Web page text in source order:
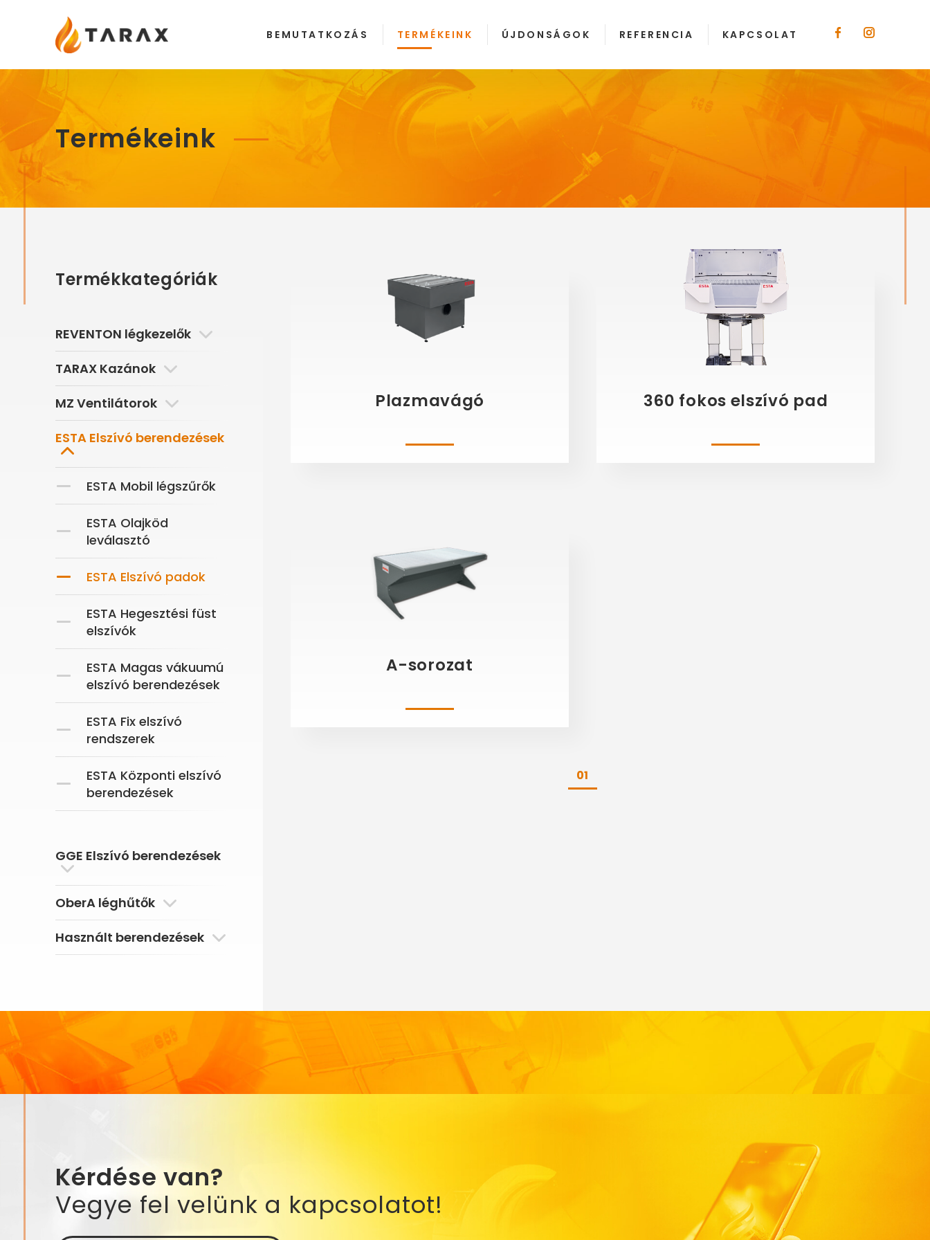
Tarax
BEMUTATKOZÁS TERMÉKEINK ÚJDONSÁGOK REFERENCIA KAPCSOLAT
Termékeink
Termékkategóriák
REVENTON légkezelők
TARAX Kazánok
MZ Ventilátorok
ESTA Elszívó berendezések
ESTA Mobil légszűrők
ESTA Olajköd
leválasztó
ESTA Elszívó padok
ESTA Hegesztési füst
elszívók
ESTA Magas vákuumú
elszívó berendezések
ESTA Fix elszívó
rendszerek
ESTA Központi elszívó
berendezések
GGE Elszívó berendezések
OberA léghűtők
Használt berendezések
Plazmavágó 360 fokos elszívó pad
A-sorozat
01
Kérdése van?
Vegye fel velünk a kapcsolatot!